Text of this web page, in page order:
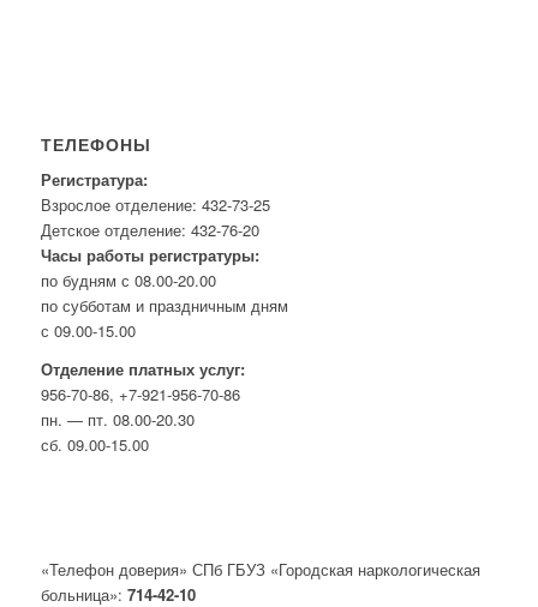
ТЕЛЕФОНЫ
Регистратура:
Взрослое отделение: 432-73-25
Детское отделение: 432-76-20
Часы работы регистратуры:
по будням с 08.00-20.00
по субботам и праздничным дням
с 09.00-15.00
Отделение платных услуг:
956-70-86, +7-921-956-70-86
пн. — пт. 08.00-20.30
сб. 09.00-15.00
«Телефон доверия» СПб ГБУЗ «Городская наркологическая
больница»: 714-42-10